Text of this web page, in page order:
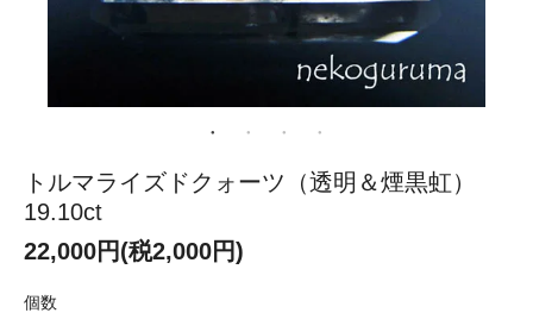
トルマライズドクォーツ（透明＆煙黒虹）
19.10ct
22,000円(税2,000円)
個数